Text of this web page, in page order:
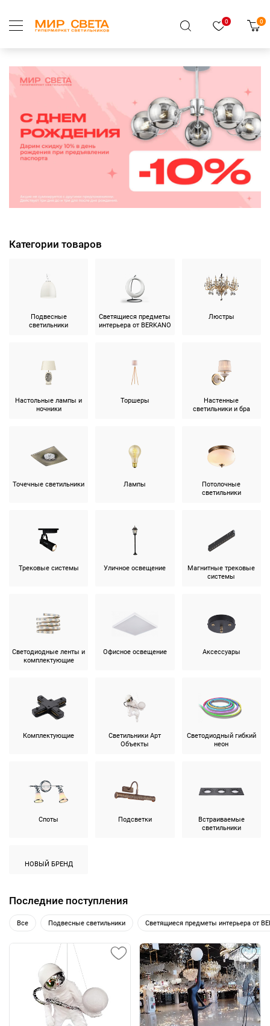
0 0
Категории товаров
Подвесные
светильники
Светящиеся предметы
интерьера от BERKANO
Люстры
Настольные лампы и
ночники
Торшеры
Настенные
светильники и бра
Точечные светильники Лампы
Потолочные
светильники
Трековые системы Уличное освещение
Магнитные трековые
системы
Светодиодные ленты и
комплектующие
Офисное освещение Аксессуары
Комплектующие
Светильники Арт
Объекты
Светодиодный гибкий
неон
Споты Подсветки
Встраиваемые
светильники
НОВЫЙ БРЕНД
Последние поступления
Все Подвесные светильники Светящиеся предметы интерьера от